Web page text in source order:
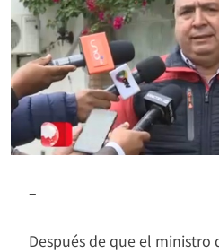
–
Después de que el ministro